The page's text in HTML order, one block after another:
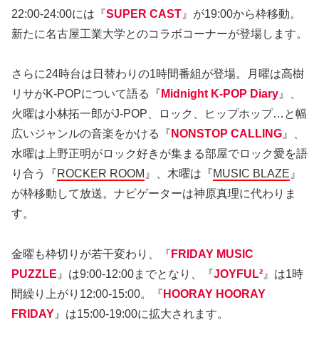
22:00-24:00には『SUPER CAST 』が19:00から枠移動。
新たに名古屋工業大学とのコラボコーナーが登場します。
さらに24時台は日替わりの1時間番組が登場。月曜は高樹
リサがK-POPについて語る『 Midnight K-POP Diary』、
火曜は小林拓一郎がJ-POP、ロック、ヒップホップ…と幅
広いジャンルの音楽をかける『 NONSTOP CALLING』、
水曜は上野正明がロック好きが集まる部屋でロック愛を語
り合う『ROCKER ROOM 』、木曜は『MUSIC BLAZE』
が枠移動して放送。ナビゲーターは神原真理に代わりま
す。
金曜も枠切りが若干変わり、『 FRIDAY MUSIC
PUZZLE 』は9:00-12:00までとなり、『JOYFUL² 』は1時
間繰り上がり12:00-15:00。『 HOORAY HOORAY
FRIDAY 』は15:00-19:00に拡大されます。